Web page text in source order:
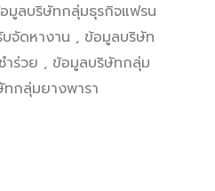
มูลบริษัทกลุ่มธุรกิจแฟรน
จัดหางาน , ข้อมูลบริษัท
ร่วย , ข้อมูลบริษัทกลุ่ม
กลุ่มยางพารา